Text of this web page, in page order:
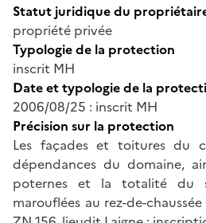
Statut juridique du
propriété privée
Typologie de la protection
inscrit MH
Date et typologie de la
2006/08/25 : inscrit MH
Précision sur la protection
Les façades et toitures du
dépendances du domaine,
poternes et la totalité du
marouflées au rez-de-